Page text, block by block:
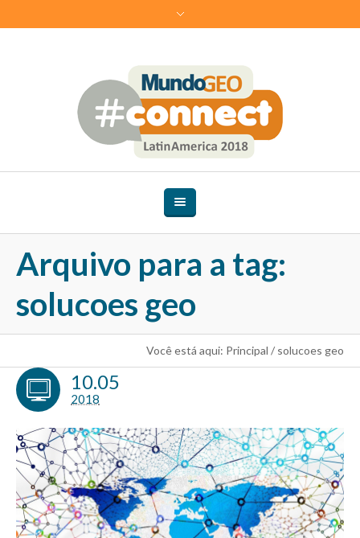
Arquivo para a tag:
solucoes geo
Você está aqui: Principal / solucoes geo
10.05
2018